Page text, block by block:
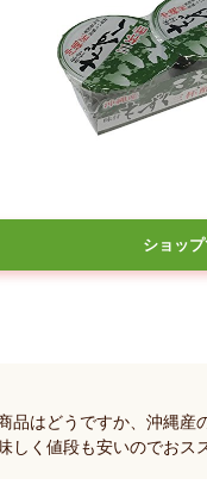
ショッ
品はどうですか、沖縄
しく値段も安いのでおス